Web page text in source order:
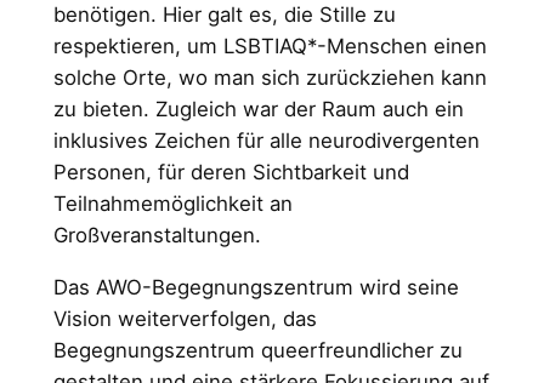
benötigen. Hier galt es, die Stille zu
respektieren, um LSBTIAQ*-Menschen einen
solche Orte, wo man sich zurückziehen kann
zu bieten. Zugleich war der Raum auch ein
inklusives Zeichen für alle neurodivergenten
Personen, für deren Sichtbarkeit und
Teilnahmemöglichkeit an
Großveranstaltungen.
Das AWO-Begegnungszentrum wird seine
Vision weiterverfolgen, das
Begegnungszentrum queerfreundlicher zu